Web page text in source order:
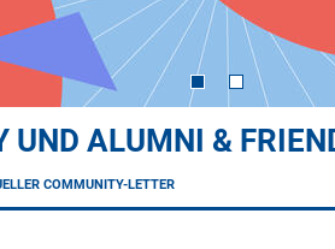
ALUMNI &
COMMUNITY-LETTER